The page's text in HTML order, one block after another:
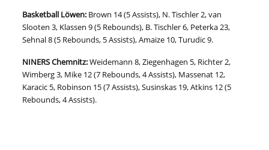
Basketball Löwen: Brown 14 (5 Assists), N. Tischler 2, van
Slooten 3, Klassen 9 (5 Rebounds), B. Tischler 6, Peterka 23,
Sehnal 8 (5 Rebounds, 5 Assists), Amaize 10, Turudic 9.
NINERS Chemnitz:Weidemann 8, Ziegenhagen 5, Richter 2,
Wimberg 3, Mike 12 (7 Rebounds, 4 Assists), Massenat 12,
Karacic 5, Robinson 15 (7 Assists), Susinskas 19, Atkins 12 (5
Rebounds, 4 Assists).